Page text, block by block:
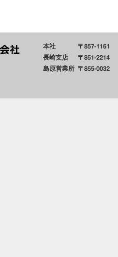
本社
〒857-1161
長崎支店
〒851-2214
島原営業所 〒855-0032